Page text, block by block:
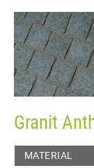
Granit
MATERIAL